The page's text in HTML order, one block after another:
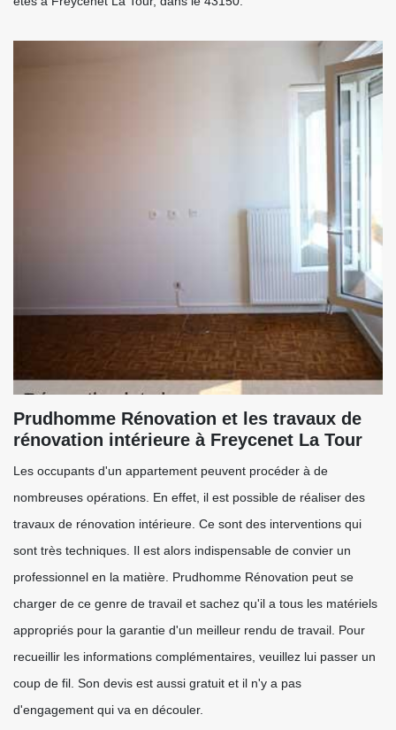
Prudhomme Rénovation et les travaux de
rénovation intérieure à Freycenet La Tour
Les occupants d'un appartement peuvent procéder à de
nombreuses opérations. En effet, il est possible de réaliser des
travaux de rénovation intérieure. Ce sont des interventions qui
sont très techniques. Il est alors indispensable de convier un
professionnel en la matière. Prudhomme Rénovation peut se
charger de ce genre de travail et sachez qu'il a tous les matériels
appropriés pour la garantie d'un meilleur rendu de travail. Pour
recueillir les informations complémentaires, veuillez lui passer un
coup de fil. Son devis est aussi gratuit et il n'y a pas
d'engagement qui va en découler.